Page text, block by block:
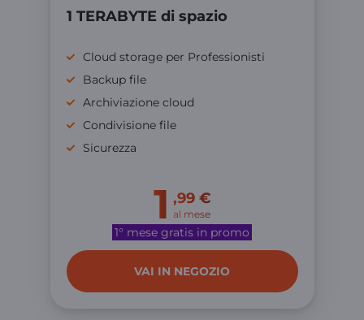
1 TERABYTE di spazio
Cloud storage per Professionisti
Backup file
Archiviazione cloud
Condivisione file
Sicurezza
1 ,99 €
al mese
1° mese gratis in promo
VAI IN NEGOZIO